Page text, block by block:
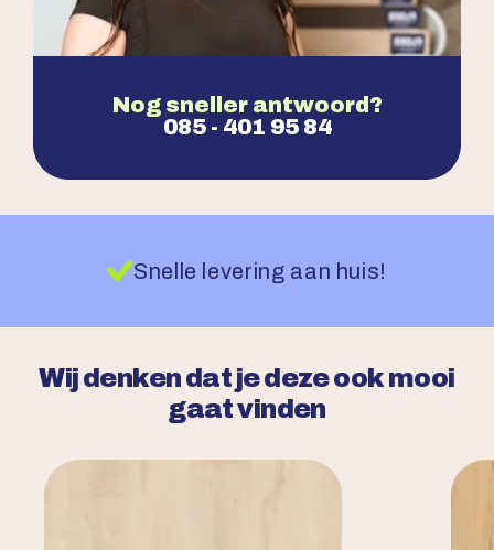
Nog sneller antwoord?
085 - 401 95 84
Snelle levering aan huis!
Wij denken dat je deze ook mooi
gaat vinden